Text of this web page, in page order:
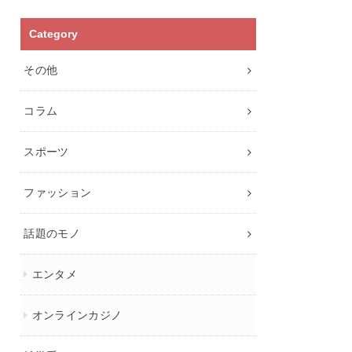
Category
その他
コラム
スポーツ
ファッション
話題のモノ
エンタメ
オンラインカジノ